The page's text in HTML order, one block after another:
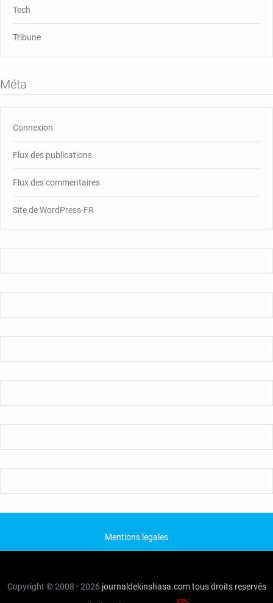
Tech
Tribune
Méta
Connexion
Flux des publications
Flux des commentaires
Site de WordPress-FR
Mentions legales
Copyright © 2008 - 2026 journaldekinshasa.com tous droits reservés